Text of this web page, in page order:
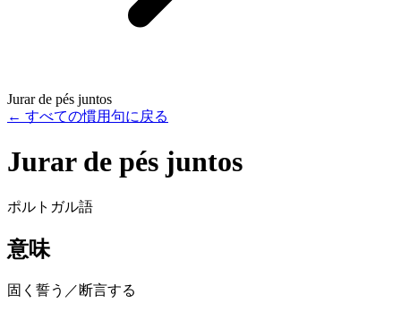
Jurar de pés juntos
← すべての慣用句に戻る
Jurar de pés juntos
ポルトガル語
意味
固く誓う／断言する